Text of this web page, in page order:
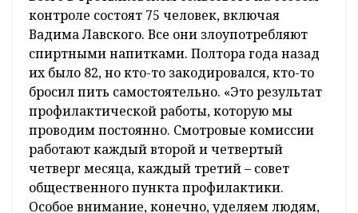
контроле состоят 75 человек, включая
Вадима Лавского. Все они злоупотребляют
спиртными напитками. Полтора года назад
их было 82, но кто-то закодировался, кто-то
бросил пить самостоятельно. «Это результат
профилактической работы, которую мы
проводим постоянно. Смотровые комиссии
работают каждый второй и четвертый
четверг месяца, каждый третий – совет
общественного пункта профилактики.
Особое внимание, конечно, уделяем людям,